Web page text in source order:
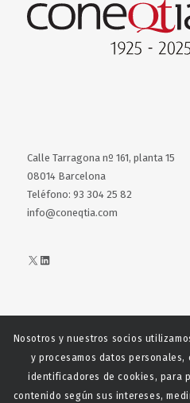
Calle Tarragona nº 161, planta 15
08014 Barcelona
Teléfono: 93 304 25 82
info@coneqtia.com
X LinkedIn
Web realizada con el patrocinio
Español de Derechos Reprofráficos
Nosotros y nuestros socios
y procesamos datos personales,
identificadores de cookies, para
contenido según sus intereses,